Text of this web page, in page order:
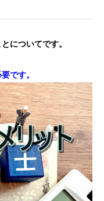
についてです。
です。